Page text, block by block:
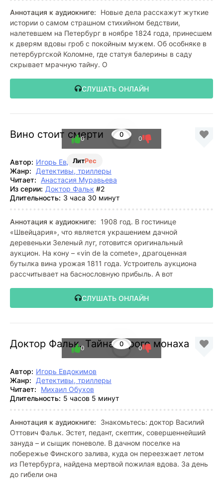
Аннотация к аудиокниге:
Новые дела расскажут жуткие
истории о самом страшном стихийном бедствии,
налетевшем на Петербург в ноябре 1824 года, принесшем
к дверям вдовы гроб с покойным мужем. Об особняке в
петербургской Коломне, где статуя балерины в саду
скрывает мрачную тайну. О
СЛУШАТЬ ОНЛАЙН
Вино стоит смерти
ЛитРес
0
0 0
Автор: Игорь Евдокимов
Жанр:
Детективы, триллеры
Читает:
Анастасия Муравьева
Из серии: Доктор Фальк #2
Длительность: 3 часа 30 минут
Аннотация к аудиокниге:
1908 год. В гостинице
«Швейцария», что является украшением дачной
деревеньки Зеленый луг, готовится оригинальный
аукцион. На кону – «vin de la comete», драгоценная
бутылка вина урожая 1811 года. Устроитель аукциона
рассчитывает на баснословную прибыль. А вот
СЛУШАТЬ ОНЛАЙН
Доктор Фальк. Тайна серого монаха
0
0 0
Автор: Игорь Евдокимов
Жанр:
Детективы, триллеры
Читает:
Михаил Обухов
Длительность: 5 часов 5 минут
Аннотация к аудиокниге:
Знакомьтесь: доктор Василий
Оттович Фальк. Эстет, педант, скептик, совершеннейший
зануда – и сыщик поневоле. В дачном поселке на
побережье Финского залива, куда он переезжает летом
из Петербурга, найдена мертвой пожилая вдова. За день
до гибели она